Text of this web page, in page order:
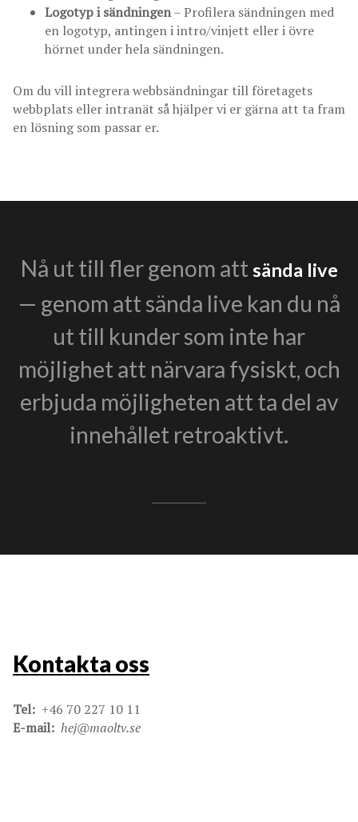
Logotyp i sändningen– Profilera sändningen med
en logotyp, antingen i intro/vinjett eller i övre
hörnet under hela sändningen.
Om du vill integrera webbsändningar till företagets
webbplats eller intranät så hjälper vi er gärna att ta fram
en lösning som passar er.
Nå ut till fler genom att sända live
— genom att sända live kan du nå
ut till kunder som inte har
möjlighet att närvara fysiskt, och
erbjuda möjligheten att ta del av
innehållet retroaktivt.
Kontakta oss
Tel: +46 70 227 10 11
E-mail: hej@maoltv.se